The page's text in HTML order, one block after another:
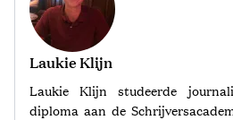
Laukie Klijn
Laukie Klijn studeerde
diploma aan de